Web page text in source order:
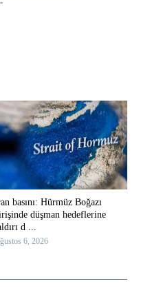
basını: Hürmüz Boğazı
düşman hedeflerine
d ...
6, 2026